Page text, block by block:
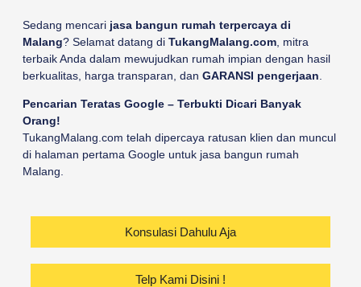
Sedang mencari jasa bangun rumah terpercaya di
Malang? Selamat datang di TukangMalang.com , mitra
terbaik Anda dalam mewujudkan rumah impian dengan hasil
berkualitas, harga transparan, dan GARANSI pengerjaan
Pencarian Teratas Google – Terbukti Dicari Banyak
Orang!
TukangMalang.com telah dipercaya ratusan klien dan muncul
di halaman pertama Google untuk jasa bangun rumah
Malang.
Konsulasi Dahulu Aja
Telp Kami Disini !